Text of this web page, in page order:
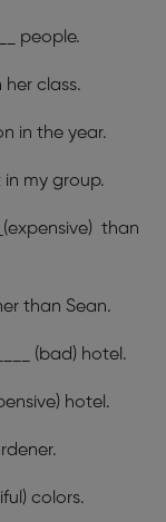
people.
her class.
in the year.
in my group.
than
than Sean.
(bad) hotel.
hotel.
colors.